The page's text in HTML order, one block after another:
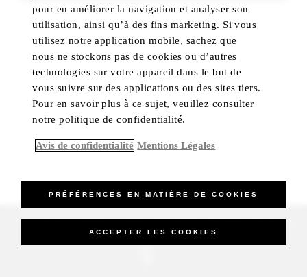
_Four Seasons Hotels Limited 1997-2026. All Rights Reserved.
pour en améliorer la navigation et analyser son
utilisation, ainsi qu’à des fins marketing. Si vous
utilisez notre application mobile, sachez que
nous ne stockons pas de cookies ou d’autres
technologies sur votre appareil dans le but de
vous suivre sur des applications ou des sites tiers.
Pour en savoir plus à ce sujet, veuillez consulter
notre politique de confidentialité.
Avis de confidentialité Mentions Légales
PRÉFÉRENCES EN MATIÈRE DE COOKIES
ACCEPTER LES COOKIES